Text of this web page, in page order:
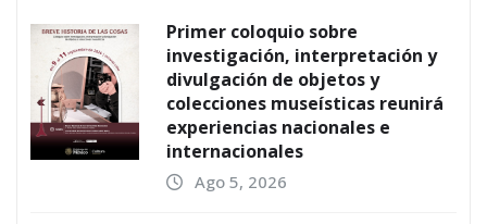
Primer coloquio sobre
investigación, interpretación y
divulgación de objetos y
colecciones museísticas reunirá
experiencias nacionales e
internacionales
Ago 5, 2026